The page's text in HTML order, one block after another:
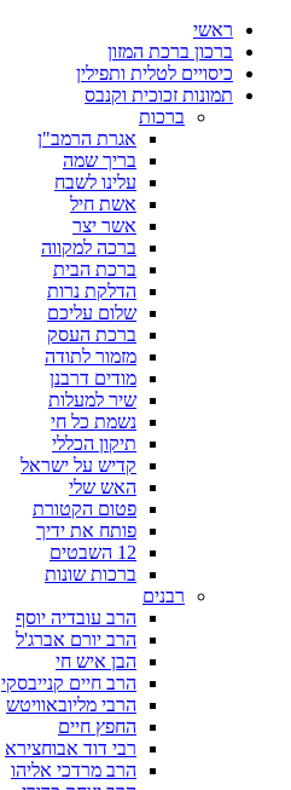
ראשי
ברכון ברכת המזון
כיסויים לטלית ותפילין
תמונות זכוכית וקנבס
ברכות
אגרת הרמב"ן
בריך שמה
עלינו לשבח
אשת חיל
אשר יצר
ברכה למקווה
ברכת הבית
הדלקת נרות
שלום עליכם
ברכת העסק
מזמור לתודה
מודים דרבנן
שיר למעלות
נשמת כל חי
תיקון הכללי
קדיש על ישראל
האש שלי
פטום הקטורת
פותח את ידיך
12 השבטים
ברכות שונות
רבנים
הרב עובדיה יוסף
הרב יורם אברג'ל
הבן איש חי
הרב חיים קנייבסקי
הרבי מליובאוויטש
החפץ חיים
רבי דוד אבוחצירא
הרב מרדכי אליהו